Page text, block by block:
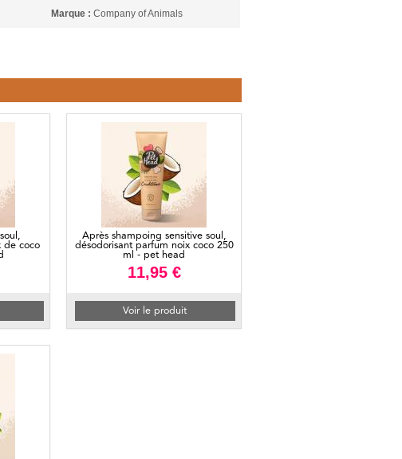
Marque : Company of Animals
de coco
Après shampoing sensitive soul,
désodorisant parfum noix coco 250
ml - pet head
11,95 €
Voir le produit